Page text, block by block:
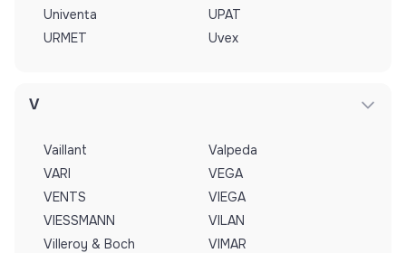
Univenta
UPAT
URMET
Uvex
V
Vaillant
Valpeda
VARI
VEGA
VENTS
VIEGA
VIESSMANN
VILAN
Villeroy & Boch
VIMAR